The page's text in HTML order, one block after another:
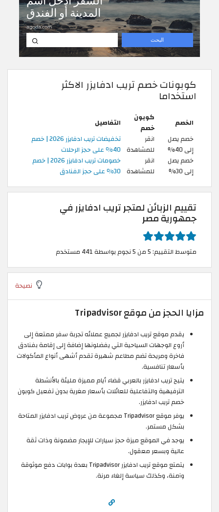
كوبونات خصم تريب ادفايزر الاكثر
استخداما
الخصم
كوبون
خصم
التفاصيل
خصم يصل
إلى 40%
انقر
للمشاهدة
تخفيضات تريب ادفايزر 2026 | خصم
40٪ على حجز الرحلات
خصم يصل
إلى 30%
انقر
للمشاهدة
خصومات تريب ادفايزر 2026 | خصم
30٪ على حجز الفنادق
تقييم الزبائن لمتجر تريب ادفايزر في
جمهورية مصر
متوسط التقييم: 5 من 5 نجوم بواسطة 441 مستخدم
نصيحة
مزايا الحجز من موقع Tripadvisor
يقدم موقع تريب ادفايزر لجميع عملائه تجربة سفر ممتعة إلى
أروع الوجهات السياحية التي يفضلونها إضافة إلى إقامة بفنادق
فاخرة ومريحة تضم مطاعم شهيرة تقدم أشهى أنواع المأكولات
بأسعار تنافسية.
يتيح تريب ادفايزر بالعربي قضاء أيام مميزة مليئة بالأنشطة
الترفيهية والتفاعلية للعائلات بأسعار مغرية بدون تفعيل كوبون
خصم تريب ادفايزر.
يوفر موقع Tripadvisor مجموعة من عروض تريب ادفايزر المتاحة
بشكل مستمر.
يوجد في الموقع ميزة حجز سيارات للإيجار مضمونة وذات ثقة
عالية وبسعر معقول.
يتمتع موقع تريب ادفايزر Tripadvisor بعدة بوابات دفع موثوقة
وآمنة، وكذلك سياسة إلغاء مرنة.